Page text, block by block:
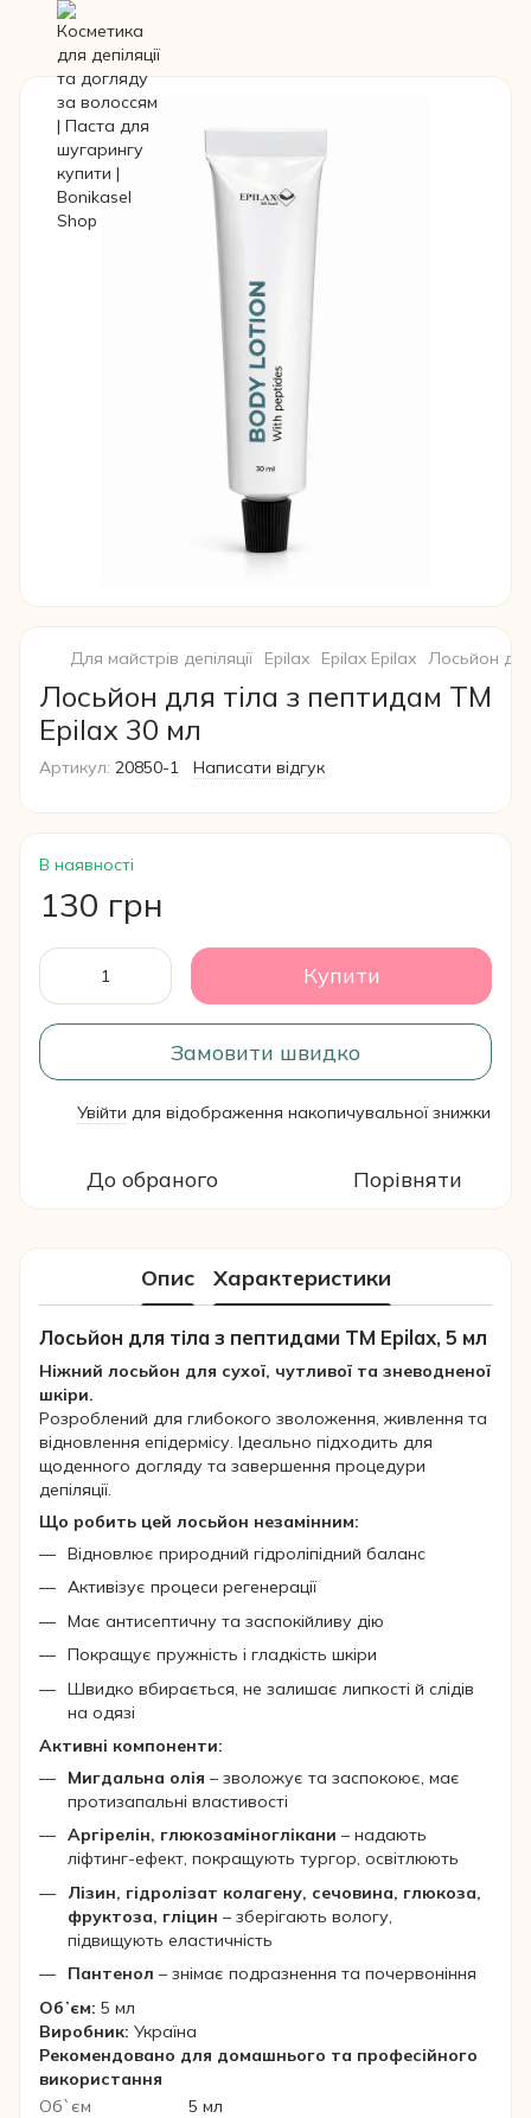
Для майстрів депіляції Epilax Epilax Epilax Лосьйон
Лосьйон для тіла з пептидам ТМ
Epilax 30 мл
Артикул: 20850-1 Написати відгук
В наявності
130 грн
Купити
Замовити швидко
Увійти для відображення накопичувальної знижки
До обраного Порівняти
Опис Характеристики
Лосьйон для тіла з пептидами ТМ Epilax, 5 мл
Ніжний лосьйон для сухої, чутливої та зневодненої
шкіри.
Розроблений для глибокого зволоження, живлення та
відновлення епідермісу. Ідеально підходить для
щоденного догляду та завершення процедури
депіляції.
Що робить цей лосьйон незамінним:
Відновлює природний гідроліпідний баланс
Активізує процеси регенерації
Має антисептичну та заспокійливу дію
Покращує пружність і гладкість шкіри
Швидко вбирається, не залишає липкості й слідів
на одязі
Активні компоненти:
Мигдальна олія – зволожує та заспокоює, має
протизапальні властивості
Аргірелін, глюкозаміноглікани – надають
ліфтинг-ефект, покращують тургор, освітлюють
Лізин, гідролізат колагену, сечовина, глюкоза,
фруктоза, гліцин – зберігають вологу,
підвищують еластичність
Пантенол – знімає подразнення та почервоніння
Обʼєм: 5 мл
Виробник: Україна
Рекомендовано для домашнього та професійного
використання
Об`єм
5 мл